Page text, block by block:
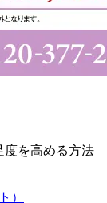
度を高める方法
）